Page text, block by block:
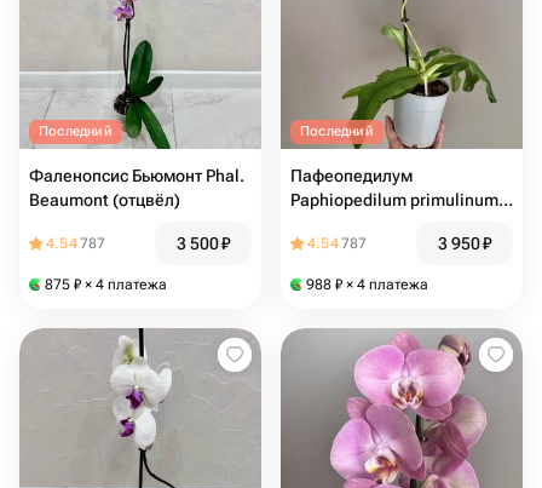
Последний
Фаленопсис Бьюмонт Phal.
Beaumont (отцвёл)
4.54787 3 500₽
875 ₽ × 4 платежа
Последний
Пафеопедилум
Paphiopedilum primulinum
4.54787 3 950₽
988 ₽ × 4 платежа